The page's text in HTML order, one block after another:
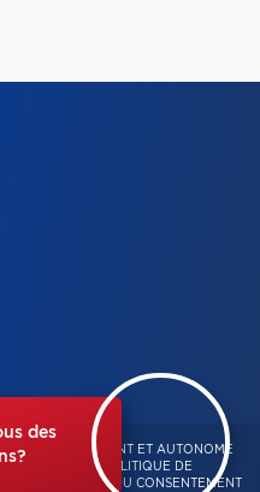
des
INDÉPENDANT ET AUTONOME
RÉSERVÉS -POLITIQUE DE
GESTION DU CONSENTEMENT